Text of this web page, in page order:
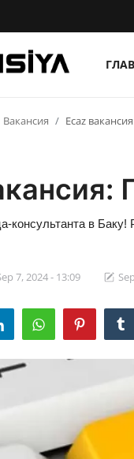
Вакансия Ecaz
консультанта в
7, 2024 - 13:09